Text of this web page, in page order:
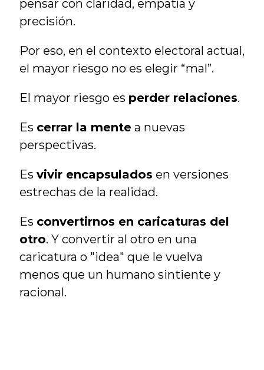
pensar con claridad, empatía y
precisión.
Por eso, en el contexto electoral actual,
el mayor riesgo no es elegir “mal”.
El mayor riesgo es perder relaciones.
Es cerrar la mente a nuevas
perspectivas.
Es vivir encapsulados en versiones
estrechas de la realidad.
Es convertirnos en caricaturas del
otro. Y convertir al otro en una
caricatura o "idea" que le vuelva
menos que un humano sintiente y
racional.